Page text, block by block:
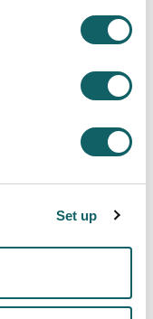
Set up